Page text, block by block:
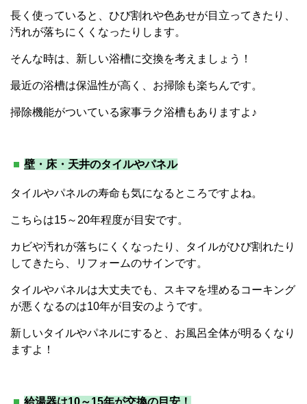
長く使っていると、ひび割れや色あせが目立ってきたり、
汚れが落ちにくくなったりします。
そんな時は、新しい浴槽に交換を考えましょう！
最近の浴槽は保温性が高く、お掃除も楽ちんです。
掃除機能がついている家事ラク浴槽もありますよ♪
壁・床・天井のタイルやパネル
タイルやパネルの寿命も気になるところですよね。
こちらは15～20年程度が目安です。
カビや汚れが落ちにくくなったり、タイルがひび割れたり
してきたら、リフォームのサインです。
タイルやパネルは大丈夫でも、スキマを埋めるコーキング
が悪くなるのは10年が目安のようです。
新しいタイルやパネルにすると、お風呂全体が明るくなり
ますよ！
給湯器は10～15年が交換の目安！